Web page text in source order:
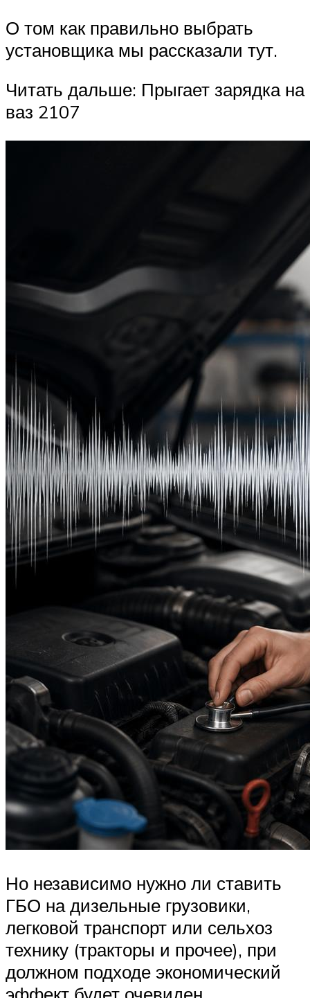
О том как правильно выбрать
установщика мы рассказали тут.
Читать дальше: Прыгает зарядка на
ваз 2107
Но независимо нужно ли ставить
ГБО на дизельные грузовики,
легковой транспорт или сельхоз
технику (тракторы и прочее), при
должном подходе экономический